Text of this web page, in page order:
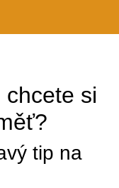
si
tip na